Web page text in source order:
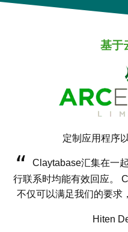
基于
定制应用程序
Claytabase汇集在一
行联系时均能有效回应。
不仅可以满足我们的要求
Hiten